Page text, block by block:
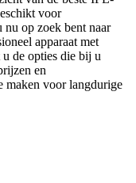
voor
op zoek bent naar
apparaat met
de opties die bij u
en
maken voor langdurige